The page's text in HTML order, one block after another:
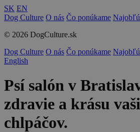
SK EN
Dog Culture O nás Čo ponúkame
© 2026 DogCulture.sk
Dog Culture O nás Čo ponúkame
English
Psí salón v
zdravie a krásu
chlpáčov.